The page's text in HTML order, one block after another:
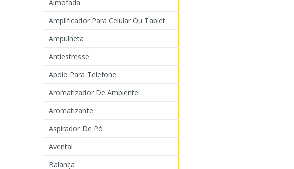
Almofada
Amplificador Para Celular Ou Tablet
Ampulheta
Antiestresse
Apoio Para Telefone
Aromatizador De Ambiente
Aromatizante
Aspirador De Pó
Avental
Balança